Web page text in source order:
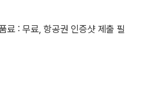
료 : 무료, 항공권 인증샷 제출 필